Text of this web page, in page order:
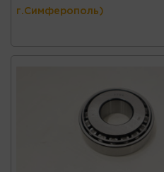
г.Симферополь)